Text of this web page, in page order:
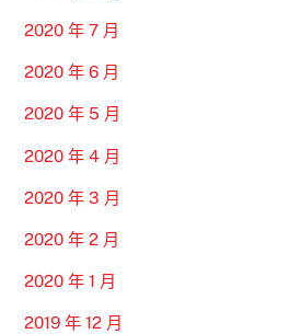
2020 年 7 月
2020 年 6 月
2020 年 5 月
2020 年 4 月
2020 年 3 月
2020 年 2 月
2020 年 1 月
2019 年 12 月